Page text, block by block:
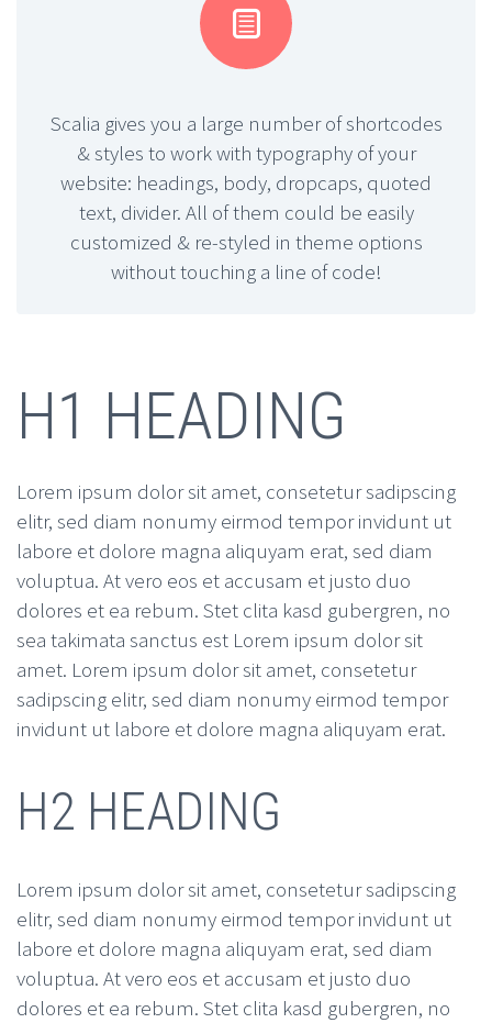


Scalia gives you a large number of shortcodes
& styles to work with typography of your
website: headings, body, dropcaps, quoted
text, divider. All of them could be easily
customized & re-styled in theme options
without touching a line of code!
H1 HEADING
Lorem ipsum dolor sit amet, consetetur sadipscing
elitr, sed diam nonumy eirmod tempor invidunt ut
labore et dolore magna aliquyam erat, sed diam
voluptua. At vero eos et accusam et justo duo
dolores et ea rebum. Stet clita kasd gubergren, no
sea takimata sanctus est Lorem ipsum dolor sit
amet. Lorem ipsum dolor sit amet, consetetur
sadipscing elitr, sed diam nonumy eirmod tempor
invidunt ut labore et dolore magna aliquyam erat.
H2 HEADING
Lorem ipsum dolor sit amet, consetetur sadipscing
elitr, sed diam nonumy eirmod tempor invidunt ut
labore et dolore magna aliquyam erat, sed diam
voluptua. At vero eos et accusam et justo duo
dolores et ea rebum. Stet clita kasd gubergren, no